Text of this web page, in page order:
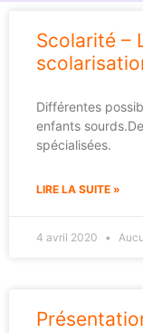
Scolarité –
Différentes
enfants
spécialisées.
LIRE LA SUITE »
4 avril 2020